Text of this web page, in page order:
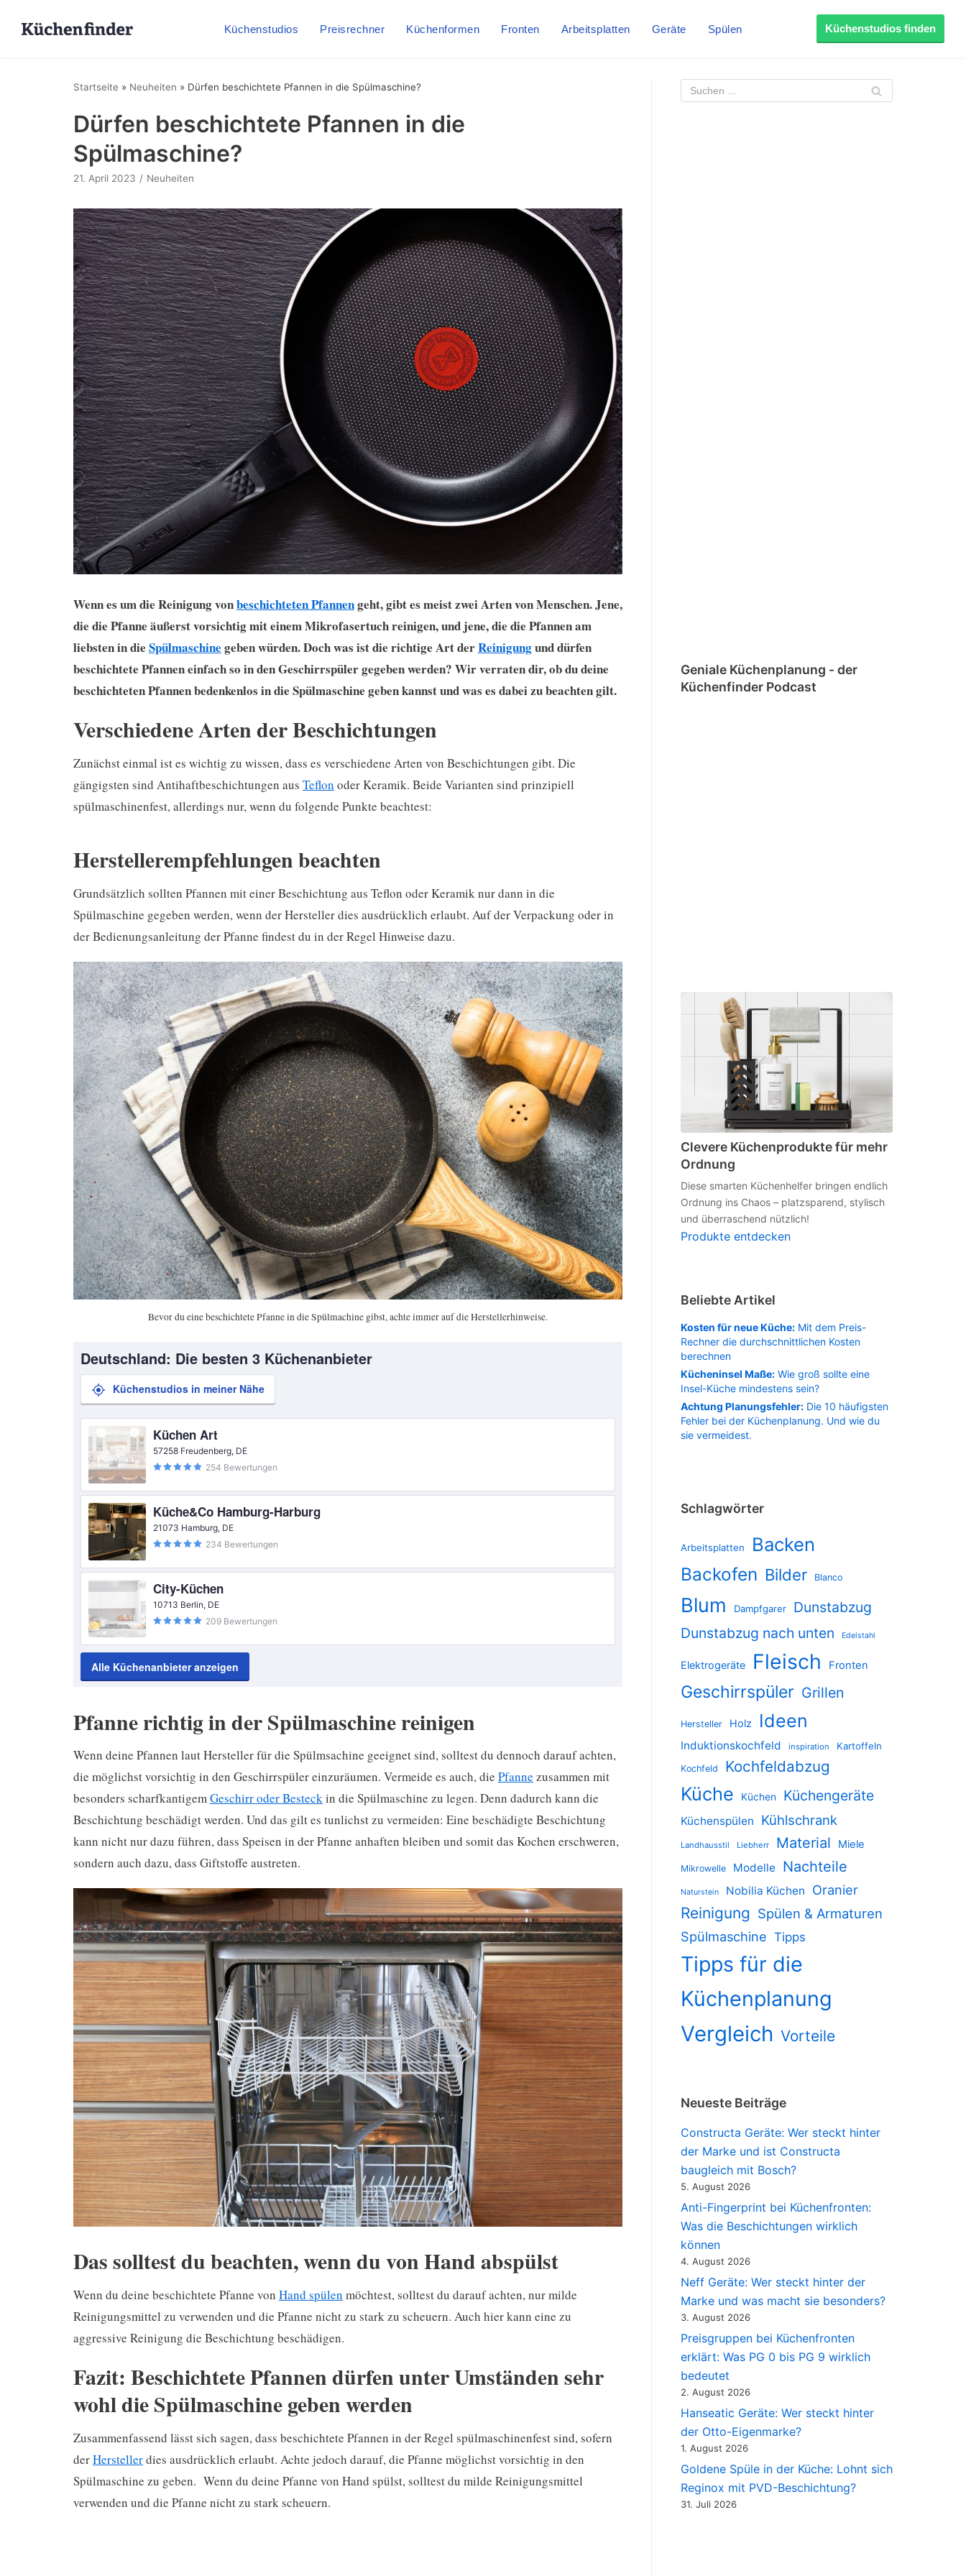
Küchenstudios Preisrechner Küchenformen Fronten Arbeitsplatten Geräte Spülen Küchenstudios finden
Startseite » Neuheiten » Dürfen beschichtete Pfannen in die Spülmaschine?
Dürfen beschichtete Pfannen in die
Spülmaschine?
21. April 2023 Neuheiten
Wenn es um die Reinigung vonbeschichteten Pfannengeht, gibt es meist zwei Arten von Menschen. Jene,
die die Pfanne äußerst vorsichtig mit einem Mikrofasertuch reinigen, und jene, die die Pfannen am
liebsten in die Spülmaschine geben würden. Doch was ist die richtige Art derReinigungund dürfen
beschichtete Pfannen einfach so in den Geschirrspüler gegeben werden? Wir verraten dir,ob du deine
beschichteten Pfannen bedenkenlos in die Spülmaschine geben kannst und was es dabei zu beachten gilt.
Verschiedene Arten der Beschichtungen
Zunächst einmal ist es wichtig zu wissen, dass es verschiedene Arten von Beschichtungen gibt. Die
gängigsten sind Antihaftbeschichtungen aus Teflon oder Keramik. Beide Varianten sind prinzipiell
spülmaschinenfest, allerdings nur, wenn du folgende Punkte beachtest:
Herstellerempfehlungen beachten
Grundsätzlich sollten Pfannen mit einer Beschichtung aus Teflon oder Keramik nur dann in die
Spülmaschine gegeben werden, wenn der Hersteller dies ausdrücklich erlaubt. Auf der Verpackung oder in
der Bedienungsanleitung der Pfanne findest du in der Regel Hinweise dazu.
Bevor du eine beschichtete Pfanne in die Spülmachine gibst, achte immer auf die Herstellerhinweise.
Deutschland: Die besten 3 Küchenanbieter
Küchenstudios in meiner Nähe
Küchen Art
57258 Freudenberg, DE
254 Bewertungen
Küche&Co Hamburg-Harburg
21073 Hamburg, DE
234 Bewertungen
City-Küchen
10713 Berlin, DE
209 Bewertungen
Alle Küchenanbieter anzeigen
Pfanne richtig in der Spülmaschine reinigen
Wenn deine Pfannen laut Hersteller für die Spülmsachine geeignet sind, solltest du dennoch darauf achten,
die möglichst vorsichtig in den Geschirrspüler einzuräumen. Vermeide es auch, die Pfanne zusammen mit
besonders scharfkantigemGeschirr oder Besteckin die Spülmaschine zu legen. Denn dadurch kann die
Beschichtung beschädigt werden. Und das gilt es tunlichst zu vermeiden: Eine beschädigte Beschichtung
kann nicht nur dazu führen, dass Speisen in der Pfanne anhaften bleiben und somit das Kochen erschweren,
sondern auch dazu, dass Giftstoffe austreten.
Das solltest du beachten, wenn du von Hand abspülst
Wenn du deine beschichtete Pfanne von Hand spülen möchtest, solltest du darauf achten, nur milde
Reinigungsmittel zu verwenden und die Pfanne nicht zu stark zu scheuern. Auch hier kann eine zu
aggressive Reinigung die Beschichtung beschädigen.
Fazit: Beschichtete Pfannen dürfen unter Umständen sehr
wohl die Spülmaschine geben werden
Zusammenfassend lässt sich sagen, dass beschichtete Pfannen in der Regel spülmaschinenfest sind, sofern
derHerstellerdies ausdrücklich erlaubt. Achte jedoch darauf, die Pfanne möglichst vorsichtig in den
Spülmaschine zu geben. Wenn du deine Pfanne von Hand spülst, solltest du milde Reinigungsmittel
verwenden und die Pfanne nicht zu stark scheuern.
Geniale Küchenplanung - der
Küchenfinder Podcast
Clevere Küchenprodukte für mehr
Ordnung
Diese smarten Küchenhelfer bringen endlich
Ordnung ins Chaos – platzsparend, stylisch
und überraschend nützlich!
Produkte entdecken
Beliebte Artikel
Kosten für neue Küche: Mit dem Preis-
Rechner die durchschnittlichen Kosten
berechnen
Kücheninsel Maße: Wie groß sollte eine
Insel-Küche mindestens sein?
Achtung Planungsfehler: Die 10 häufigsten
Fehler bei der Küchenplanung. Und wie du
sie vermeidest.
Schlagwörter
Arbeitsplatten Backen
Backofen Bilder Blanco
Blum Dampfgarer
Dunstabzug
Dunstabzug nach unten
Edelstahl
Elektrogeräte Fleisch Fronten
Geschirrspüler Grillen
Hersteller Holz Ideen
Induktionskochfeld inspiration Kartoffeln
Kochfeld Kochfeldabzug
Küche Küchen Küchengeräte
Küchenspülen Kühlschrank
Landhausstil Liebherr Material Miele
Mikrowelle Modelle Nachteile
Naturstein Nobilia Küchen Oranier
Reinigung Spülen & Armaturen
Spülmaschine Tipps
Tipps für die
Küchenplanung
Vergleich Vorteile
Neueste Beiträge
Constructa Geräte: Wer steckt hinter
der Marke und ist Constructa
baugleich mit Bosch?
5. August 2026
Anti-Fingerprint bei Küchenfronten:
Was die Beschichtungen wirklich
können
4. August 2026
Neff Geräte: Wer steckt hinter der
Marke und was macht sie besonders?
3. August 2026
Preisgruppen bei Küchenfronten
erklärt: Was PG 0 bis PG 9 wirklich
bedeutet
2. August 2026
Hanseatic Geräte: Wer steckt hinter
der Otto-Eigenmarke?
1. August 2026
Goldene Spüle in der Küche: Lohnt sich
Reginox mit PVD-Beschichtung?
31. Juli 2026